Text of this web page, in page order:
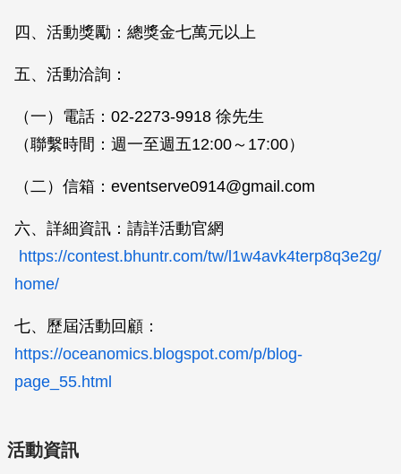
四、活動獎勵：總獎金七萬元以上
五、活動洽詢：
（一）電話：02-2273-9918 徐先生
（聯繫時間：週一至週五12:00～17:00）
（二）信箱：eventserve0914@gmail.com
六、詳細資訊：請詳活動官網
https://contest.bhuntr.com/tw/l1w4avk4terp8q3e2g/
home/
七、歷屆活動回顧：
https://oceanomics.blogspot.com/p/blog-
page_55.html
活動資訊